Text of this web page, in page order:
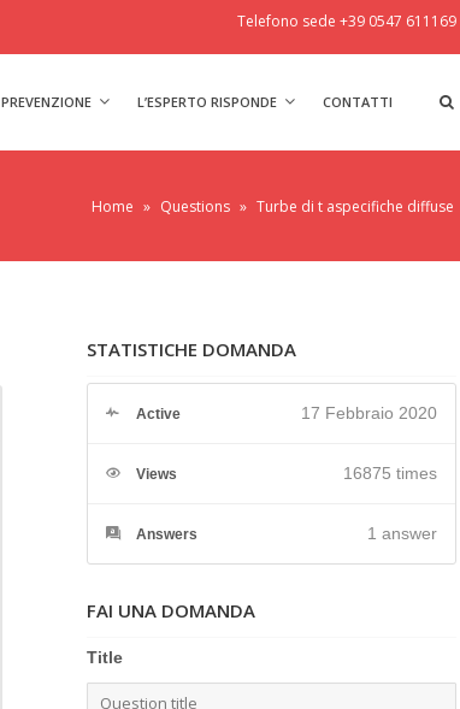
Telefono sede +39 0547 611169
PREVENZIONE L’ESPERTO RISPONDE CONTATTI
Home » Questions » Turbe di t aspecifiche diffuse
STATISTICHE DOMANDA
Active 17 Febbraio 2020
Views 16875 times
Answers 1 answer
FAI UNA DOMANDA
Title